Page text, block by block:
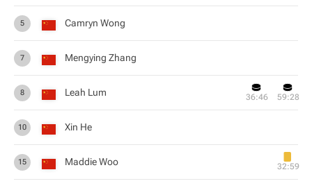
5 Camryn Wong
7 Mengying Zhang
8 Leah Lum 36:46 59:28
10 Xin He
15 Maddie Woo 32:59